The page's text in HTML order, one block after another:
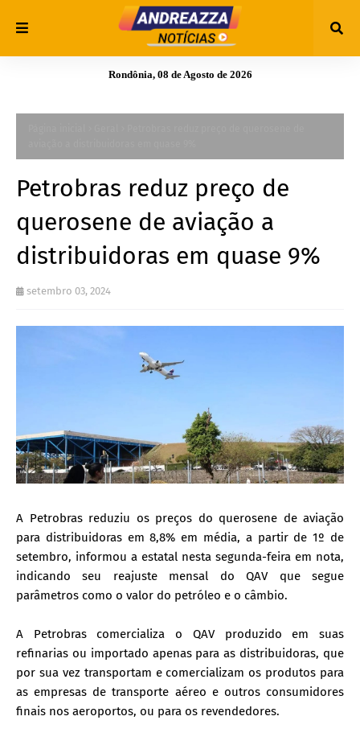
Rondônia, 08 de Agosto de 2026
Petrobras reduz preço de
querosene de aviação a
distribuidoras em quase 9%
setembro 03, 2024
A Petrobras reduziu os preços do querosene de aviação
para distribuidoras em 8,8% em média, a partir de 1º de
setembro, informou a estatal nesta segunda-feira em nota,
indicando seu reajuste mensal do QAV que segue
parâmetros como o valor do petróleo e o câmbio.
A Petrobras comercializa o QAV produzido em suas
refinarias ou importado apenas para as distribuidoras, que
por sua vez transportam e comercializam os produtos para
as empresas de transporte aéreo e outros consumidores
finais nos aeroportos, ou para os revendedores.